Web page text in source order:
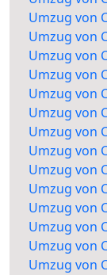
Umzug von
Umzug von
Umzug von
Umzug von
Umzug von
Umzug von
Umzug von
Umzug von
Umzug von
Umzug von
Umzug von
Umzug von
Umzug von
Umzug von